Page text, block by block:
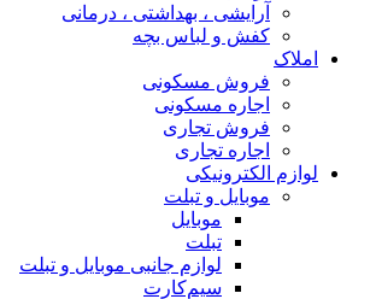
آرایشی ، بهداشتی ، درمانی
کفش و لباس بچه
املاک
فروش مسکونی
اجاره مسکونی
فروش تجاری
اجاره تجاری
لوازم الکترونیکی
موبایل و تبلت
موبایل
تبلت
لوازم جانبی موبایل و تبلت
سیم‌کارت